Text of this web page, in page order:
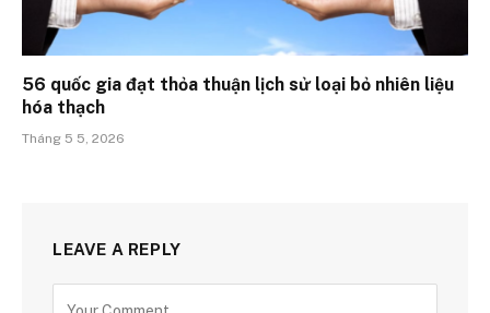
56 quốc gia đạt thỏa thuận lịch sử loại bỏ nhiên liệu
hóa thạch
Tháng 5 5, 2026
LEAVE A REPLY